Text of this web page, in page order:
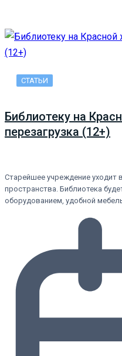
СТАТЬИ
Библиотеку на
перезагрузка (12+)
Старейшее учреждение уходит
пространства. Библиотека
оборудованием, удобной